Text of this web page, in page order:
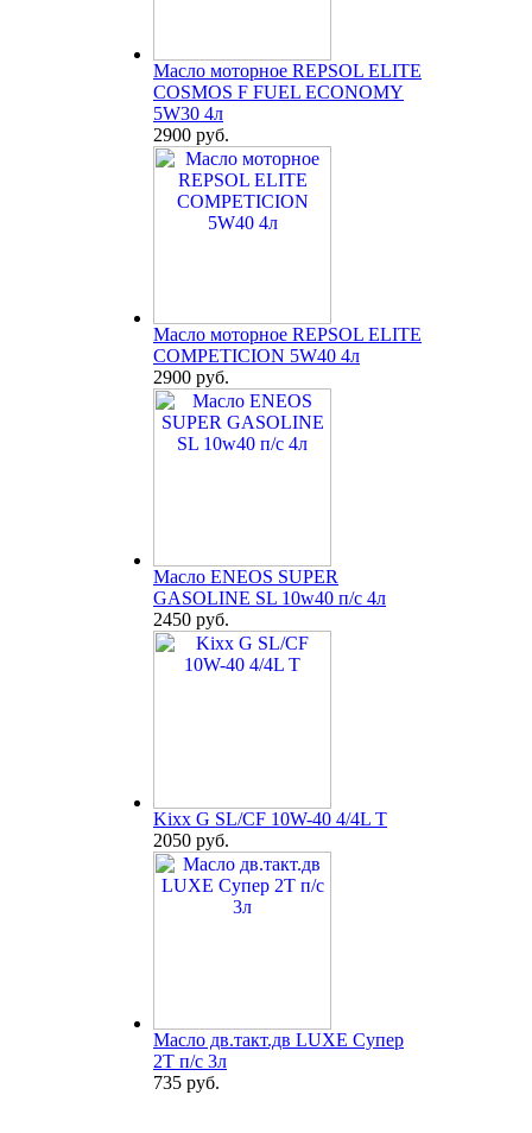
Масло моторное REPSOL ELITE
COSMOS F FUEL ECONOMY
5W30 4л
2900 руб.
Масло моторное REPSOL ELITE
COMPETICION 5W40 4л
2900 руб.
Масло ENEOS SUPER
GASOLINE SL 10w40 п/с 4л
2450 руб.
Kixx G SL/CF 10W-40 4/4L T
2050 руб.
Масло дв.такт.дв LUXE Супер
2Т п/с 3л
735 руб.